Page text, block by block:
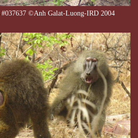
#037637 ©Anh Galat-Luong-IRD 2004